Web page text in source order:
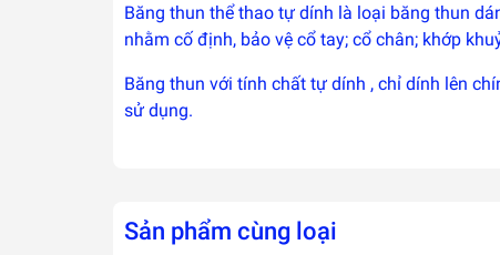
Băng thun thể thao tự dính là loại băng thun
nhằm cố định, bảo vệ cổ tay; cổ chân; khớp
Băng thun với tính chất tự dính , chỉ dính lên
sử dụng.
Sản phẩm cùng loại